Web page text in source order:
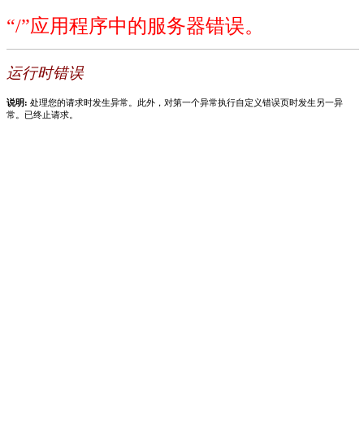
“/”应用程序中的服务器错误。
运行时错误
说明: 处理您的请求时发生异常。此外，对第一个异常执行自定义错误页时发生另一异
常。已终止请求。